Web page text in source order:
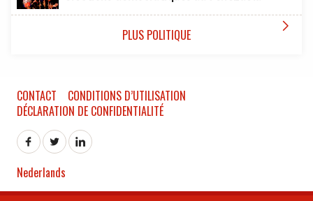
PLUS POLITIQUE 
CONTACT
CONDITIONS D’UTILISATION
DÉCLARATION DE CONFIDENTIALITÉ
Nederlands